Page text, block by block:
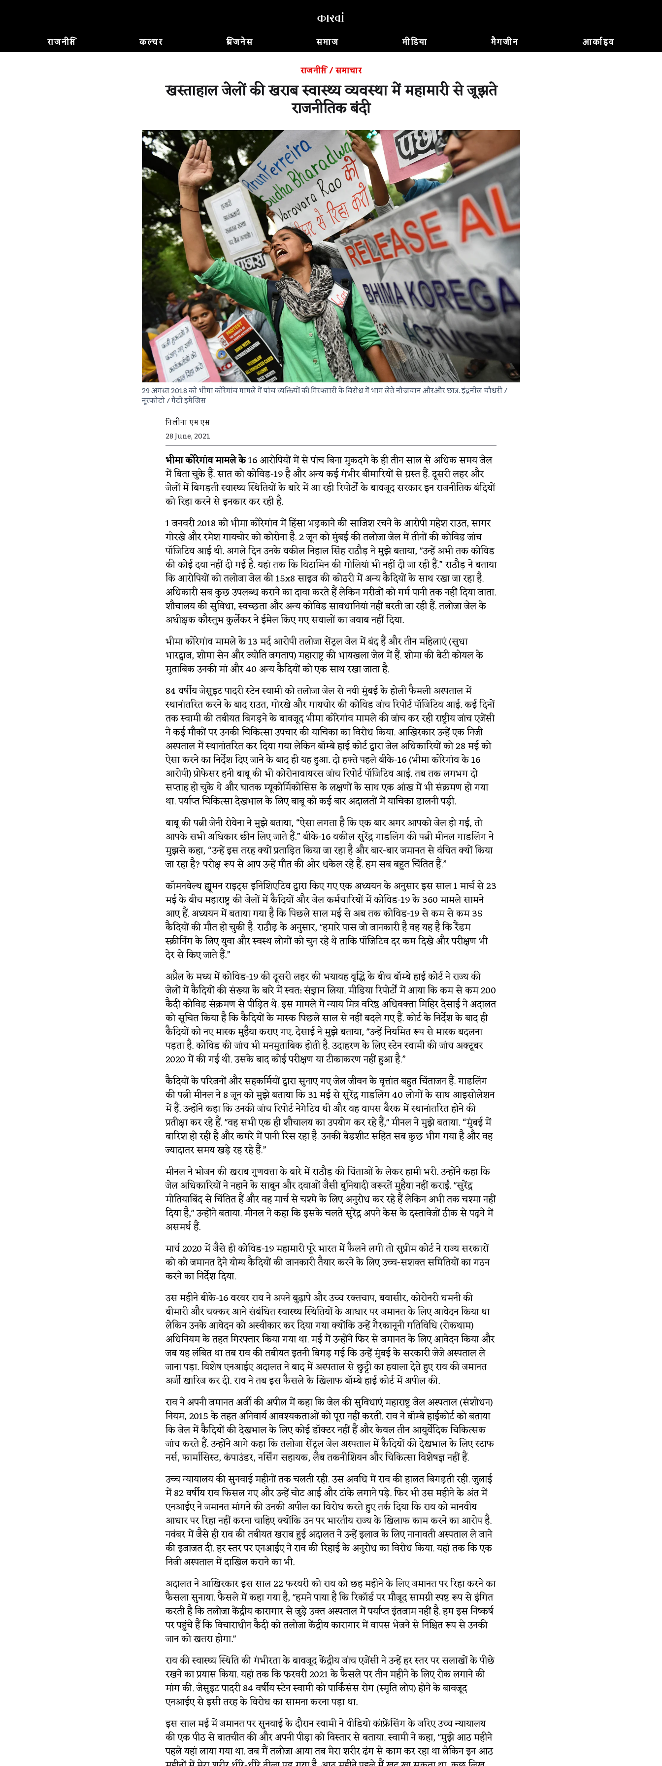
राजनीति कल्चर बिजनेस समाज मीडिया मैगजीन
आर्काइव
राजनीति/समाचार
खस्ताहाल जेलों की खराब स्वास्थ्य व्यवस्था में महामारी से जूझते
राजनीतिक बंदी
29 अगस्त 2018 को भीमा कोरेगांव मामले में पांच व्यक्तियों की गिरफ्तारी के विरोध में भाग लेते नौजवान औरऔर छात्र. इंद्रनील चौधरी /
नूरफोटो / गैटी इमेजिस
निलीना एम एस
28 June, 2021
भीमा कोरेगांव मामले के16 आरोपियोंमें से पांच बिना मुकदमे के ही तीन साल से अधिक समय जेल
में बिता चुके हैं. सात को कोविड-19 है और अन्य कई गंभीर बीमारियों से ग्रस्त हैं. दूसरी लहर और
जेलों में बिगड़ती स्वास्थ्य स्थितियों के बारे में आ रही रिपोर्टों के बावजूद सरकार इन राजनीतिक बंदियों
को रिहा करने से इनकार कर रही है.
1 जनवरी 2018 को भीमा कोरेगांव में हिंसा भड़काने की साजिश रचने के आरोपी महेश राउत, सागर
गोरखे और रमेश गायचोर को कोरोना है. 2 जून को मुंबई की तलोजा जेल में तीनों की कोविड जांच
पॉजिटिव आई थी. अगले दिन उनके वकील निहाल सिंह राठौड़ ने मुझे बताया, "उन्हें अभी तक कोविड
की कोई दवा नहीं दी गई है. यहां तक कि विटामिन की गोलियां भी नहीं दी जा रही हैं.” राठौड़ ने बताया
कि आरोपियों को तलोजा जेल की 15x8 साइज की कोठरी में अन्य कैदियों के साथ रखा जा रहा है.
अधिकारी सब कुछ उपलब्ध कराने का दावा करते हैं लेकिन मरीजों को गर्म पानी तक नहीं दिया जाता.
शौचालय की सुविधा, स्वच्छता और अन्य कोविड सावधानियां नहीं बरती जा रही हैं. तलोजा जेल के
अधीक्षक कौस्तुभ कुर्लेकर ने ईमेल किए गए सवालों का जवाब नहीं दिया.
भीमा कोरेगांव मामले के 13 मर्द आरोपी तलोजा सेंट्रल जेल में बंद हैं और तीन महिलाएं (सुधा
भारद्वाज, शोमा सेन और ज्योति जगताप) महाराष्ट्र की भायखला जेल में हैं. शोमा की बेटी कोयल के
मुताबिक उनकी मां और 40 अन्य कैदियों को एक साथ रखा जाता है.
84 वर्षीय जेसुइट पादरी स्टेन स्वामी को तलोजा जेल से नवी मुंबई के होली फैमली अस्पताल में
स्थानांतरित करने के बाद राउत, गोरखे और गायचोर की कोविड जांच रिपोर्ट पॉजिटिव आई. कई दिनों
तक स्वामी की तबीयत बिगड़ने के बावजूद भीमा कोरेगांव मामले की जांच कर रही राष्ट्रीय जांच एजेंसी
ने कई मौकों पर उनकी चिकित्सा उपचार की याचिका का विरोध किया. आखिरकार उन्हें एक निजी
अस्पताल में स्थानांतरित कर दिया गया लेकिन बॉम्बे हाई कोर्ट द्वारा जेल अधिकारियों को 28 मई को
ऐसा करने का निर्देश दिए जाने के बाद ही यह हुआ. दो हफ्ते पहले बीके-16 (भीमा कोरेगांव के 16
आरोपी) प्रोफेसर हनी बाबू की भी कोरोनावायरस जांच रिपोर्ट पॉजिटिव आई. तब तक लगभग दो
सप्ताह हो चुके थे और घातक म्यूकोर्मिकोसिस के लक्षणों के साथ एक आंख में भी संक्रमण हो गया
था. पर्याप्त चिकित्सा देखभाल के लिए बाबू को कई बार अदालतों में याचिका डालनी पड़ी.
बाबू की पत्नी जेनी रोवेना ने मुझे बताया, “ऐसा लगता है कि एक बार अगर आपको जेल हो गई, तो
आपके सभी अधिकार छीन लिए जाते हैं.” बीके-16 वकील सुरेंद्र गाडलिंग की पत्नी मीनल गाडलिंग ने
मुझसे कहा, “उन्हें इस तरह क्यों प्रताड़ित किया जा रहा है और बार-बार जमानत से वंचित क्यों किया
जा रहा है? परोक्ष रूप से आप उन्हें मौत की ओर धकेल रहे हैं. हम सब बहुत चिंतित हैं.”
कॉमनवेल्थ ह्यूमन राइट्स इनिशिएटिव द्वारा किए गए एक अध्ययन के अनुसार इस साल 1 मार्च से 23
मई के बीच महाराष्ट्र की जेलों में कैदियों और जेल कर्मचारियों में कोविड​​​​-19 के 360 मामले सामने
आए हैं. अध्ययन में बताया गया है कि पिछले साल मई से अब तक कोविड​​​​-19 से कम से कम 35
कैदियों की मौत हो चुकी है. राठौड़ के अनुसार, "हमारे पास जो जानकारी है वह यह है कि रैंडम
स्क्रीनिंग के लिए युवा और स्वस्थ लोगों को चुन रहे थे ताकि पॉजिटिव दर कम दिखे और परीक्षण भी
देर से किए जाते हैं.”
अप्रैल के मध्य में कोविड​-19 की दूसरी लहर की भयावह वृद्धि के बीच बॉम्बे हाई कोर्ट ने राज्य की
जेलों में कैदियों की संख्या के बारे में स्वत: संज्ञान लिया. मीडिया रिपोर्टों में आया कि कम से कम 200
कैदी कोविड संक्रमण से पीड़ित थे. इस मामले में न्याय मित्र वरिष्ठ अधिवक्ता मिहिर देसाई ने अदालत
को सूचित किया है कि कैदियों के मास्क पिछले साल से नहीं बदले गए हैं. कोर्ट के निर्देश के बाद ही
कैदियों को नए मास्क मुहैया कराए गए. देसाई ने मुझे बताया, "उन्हें नियमित रूप से मास्क बदलना
पड़ता है. कोविड की जांच भी मनमुताबिक होती है. उदाहरण के लिए स्टेन स्वामी की जांच अक्टूबर
2020 में की गई थी. उसके बाद कोई परीक्षण या टीकाकरण नहीं हुआ है.”
कैदियों के परिजनों और सहकर्मियों द्वारा सुनाए गए जेल जीवन के वृत्तांत बहुत चिंताजन हैं. गाडलिंग
की पत्नी मीनल ने 8 जून को मुझे बताया कि 31 मई से सुरेंद्र गाडलिंग 40 लोगों के साथ आइसोलेशन
में हैं. उन्होंने कहा कि उनकी जांच रिपोर्ट नेगेटिव थी और वह वापस बैरक में स्थानांतरित होने की
प्रतीक्षा कर रहे हैं. "वह सभी एक ही शौचालय का उपयोग कर रहे हैं," मीनल ने मुझे बताया. “मुंबई में
बारिश हो रही है और कमरे में पानी रिस रहा है. उनकी बेडशीट सहित सब कुछ भीग गया है और वह
ज्यादातर समय खड़े रह रहे हैं.”
मीनल ने भोजन की खराब गुणवत्ता के बारे में राठौड़ की चिंताओं के लेकर हामी भरी. उन्होंने कहा कि
जेल अधिकारियों ने नहाने के साबुन और दवाओं जैसी बुनियादी जरूरतें मुहैया नहीं कराईं. "सुरेंद्र
मोतियाबिंद से चिंतित हैं और वह मार्च से चश्मे के लिए अनुरोध कर रहे हैं लेकिन अभी तक चश्मा नहीं
दिया है," उन्होंने बताया. मीनल ने कहा कि इसके चलते सुरेंद्र अपने केस के दस्तावेजों ठीक से पढ़ने में
असमर्थ हैं.
मार्च 2020 में जैसे ही कोविड-19 महामारी पूरे भारत में फैलने लगी तो सुप्रीम कोर्ट ने राज्य सरकारों
को को जमानत देने योग्य कैदियों की जानकारी तैयार करने के लिए उच्च-सशक्त समितियों का गठन
करने का निर्देश दिया.
उस महीने बीके-16 वरवर राव ने अपने बुढ़ापे और उच्च रक्तचाप, बवासीर, कोरोनरी धमनी की
बीमारी और चक्कर आने संबंधित स्वास्थ्य स्थितियों के आधार पर जमानत के लिए आवेदन किया था
लेकिन उनके आवेदन को अस्वीकार कर दिया गया क्योंकि उन्हें गैरकानूनी गतिविधि (रोकथाम)
अधिनियम के तहत गिरफ्तार किया गया था. मई में उन्होंने फिर से जमानत के लिए आवेदन किया और
जब यह लंबित था तब राव की तबीयत इतनी बिगड़ गई कि उन्हें मुंबई के सरकारी जेजे अस्पताल ले
जाना पड़ा. विशेष एनआईए अदालत ने बाद में अस्पताल से छुट्टी का हवाला देते हुए राव की जमानत
अर्जी खारिज कर दी. राव ने तब इस फैसले के खिलाफ बॉम्बे हाई कोर्ट में अपील की.
राव ने अपनी जमानत अर्जी की अपील में कहा कि जेल की सुविधाएं महाराष्ट्र जेल अस्पताल (संशोधन)
नियम, 2015 के तहत अनिवार्य आवश्यकताओं को पूरा नहीं करतीं. राव ने बॉम्बे हाईकोर्ट को बताया
कि जेल में कैदियों की देखभाल के लिए कोई डॉक्टर नहीं हैं और केवल तीन आयुर्वेदिक चिकित्सक
जांच करते हैं. उन्होंने आगे कहा कि तलोजा सेंट्रल जेल अस्पताल में कैदियों की देखभाल के लिए स्टाफ
नर्स, फार्मासिस्ट, कंपाउंडर, नर्सिंग सहायक, लैब तकनीशियन और चिकित्सा विशेषज्ञ नहीं हैं.
उच्च न्यायालय की सुनवाई महीनों तक चलती रही. उस अवधि में राव की हालत बिगड़ती रही. जुलाई
में 82 वर्षीय राव फिसल गए और उन्हें चोट आई और टांके लगाने पड़े. फिर भी उस महीने के अंत में
एनआईए ने जमानत मांगने की उनकी अपील का विरोध करते हुए तर्क दिया कि राव को मानवीय
आधार पर रिहा नहीं करना चाहिए क्योंकि उन पर भारतीय राज्य के खिलाफ काम करने का आरोप है.
नवंबर में जैसे ही राव की तबीयत खराब हुई अदालत ने उन्हें इलाज के लिए नानावती अस्पताल ले जाने
की इजाजत दी. हर स्तर पर एनआईए ने राव की रिहाई के अनुरोध का विरोध किया. यहां तक ​​कि एक
निजी अस्पताल में दाखिल कराने का भी.
अदालत ने आखिरकार इस साल 22 फरवरी को राव को छह महीने के लिए जमानत पर रिहा करने का
फैसला सुनाया. फैसले में कहा गया है, "हमने पाया है कि रिकॉर्ड पर मौजूद सामग्री स्पष्ट रूप से इंगित
करती है कि तलोजा केंद्रीय कारागार से जुड़े उक्त अस्पताल में पर्याप्त इंतजाम नहीं है. हम इस निष्कर्ष
पर पहुंचे हैं कि विचाराधीन कैदी को तलोजा केंद्रीय कारागार में वापस भेजने से निश्चित रूप से उनकी
जान को खतरा होगा."
राव की स्वास्थ्य स्थिति की गंभीरता के बावजूद केंद्रीय जांच एजेंसी ने उन्हें हर स्तर पर सलाखों के पीछे
रखने का प्रयास किया. यहां तक ​​कि फरवरी 2021 के फैसले पर तीन महीने के लिए रोक लगाने की
मांग की. जेसुइट पादरी 84 वर्षीय स्टेन स्वामी को पार्किंसंस रोग (स्मृति लोप) होने के बावजूद
एनआईए से इसी तरह के विरोध का सामना करना पड़ा था.
इस साल मई में जमानत पर सुनवाई के दौरान स्वामी ने वीडियो कांफ्रेंसिंग के जरिए उच्च न्यायालय
की एक पीठ से बातचीत की और अपनी पीड़ा को विस्तार से बताया. स्वामी ने कहा, "मुझे आठ महीने
पहले यहां लाया गया था. जब मैं तलोजा आया तब मेरा शरीर ढंग से काम कर रहा था लेकिन इन आठ